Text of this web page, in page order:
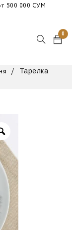
500 000 СУМ
0
/
Тарелка